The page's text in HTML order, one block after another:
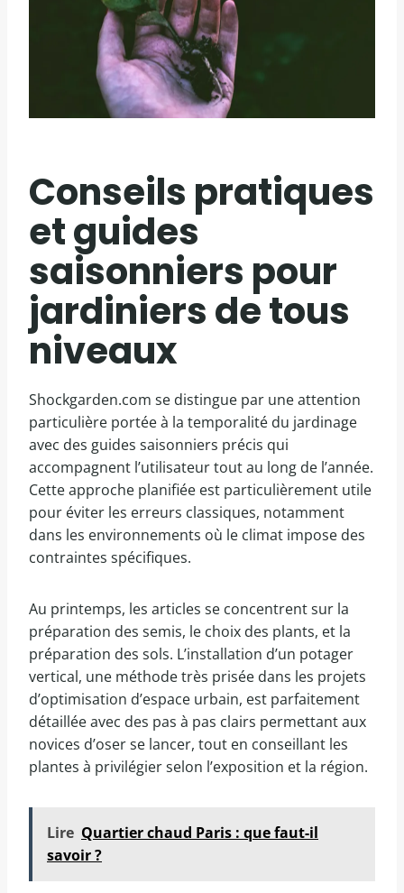
Conseils pratiques
et guides
saisonniers pour
jardiniers de tous
niveaux
Shockgarden.com se distingue par une attention
particulière portée à la temporalité du jardinage
avec des guides saisonniers précis qui
accompagnent l’utilisateur tout au long de l’année.
Cette approche planifiée est particulièrement utile
pour éviter les erreurs classiques, notamment
dans les environnements où le climat impose des
contraintes spécifiques.
Au printemps, les articles se concentrent sur la
préparation des semis, le choix des plants, et la
préparation des sols. L’installation d’un potager
vertical, une méthode très prisée dans les projets
d’optimisation d’espace urbain, est parfaitement
détaillée avec des pas à pas clairs permettant aux
novices d’oser se lancer, tout en conseillant les
plantes à privilégier selon l’exposition et la région.
Lire Quartier chaud Paris : que faut-il
savoir ?